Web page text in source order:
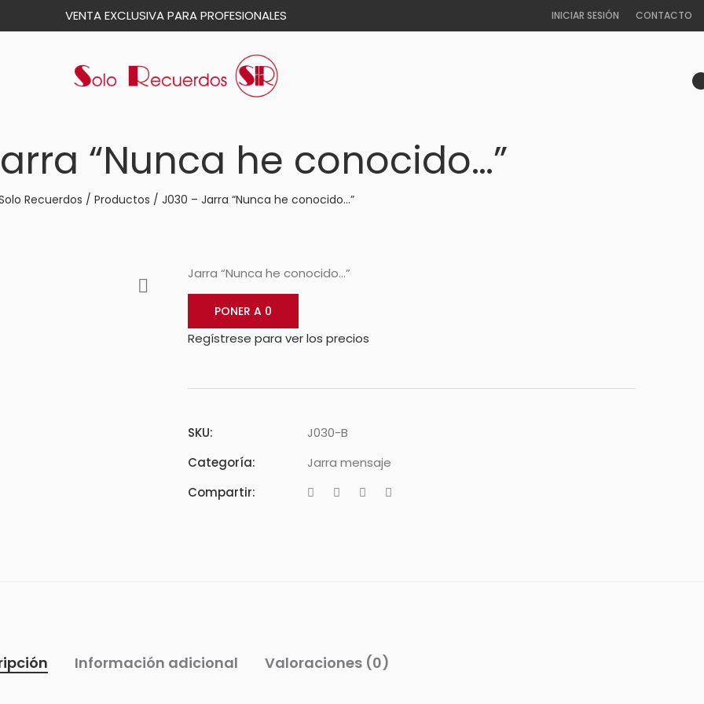
VENTA EXCLUSIVA PARA PROFESIONALES INICIAR SESIÓN CONTACTO
“Nunca he conocido…”
Recuerdos / Productos / J030 – Jarra “Nunca he conocido…”
Jarra “Nunca he conocido…”
PONER A 0
Regístrese para ver los precios
SKU:
J030-B
Categoría:
Jarra mensaje
Compartir:
Información adicional Valoraciones (0)